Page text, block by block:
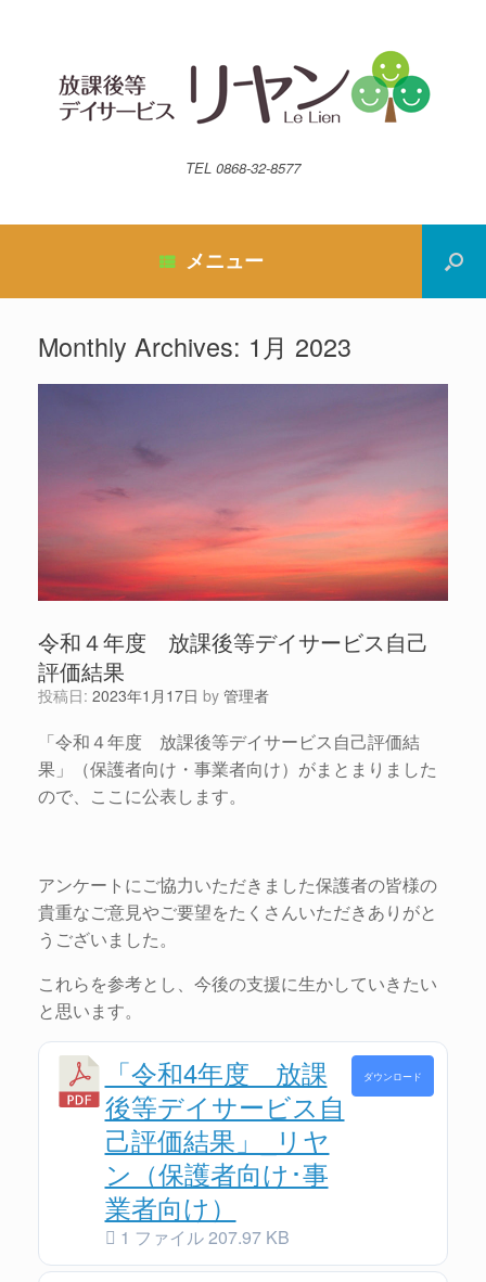
TEL 0868-32-8577
メニュー
Monthly Archives: 1月 2023
令和４年度 放課後等デイサービス自己
評価結果
投稿日: 2023年1月17日 by 管理者
「令和４年度 放課後等デイサービス自己評価結
果」（保護者向け・事業者向け）がまとまりました
ので、ここに公表します。
アンケートにご協力いただきました保護者の皆様の
貴重なご意見やご要望をたくさんいただきありがと
うございました。
これらを参考とし、今後の支援に生かしていきたい
と思います。
「令和4年度 放課
後等デイサービス自
己評価結果」_リヤ
ン（保護者向け･事
業者向け）
1 ファイル207.97 KB
ダウンロード